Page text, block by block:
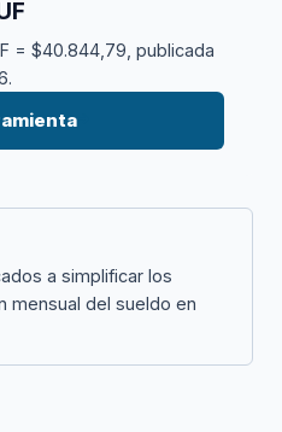
= $40.844,79, publicada
→
a simplificar los
mensual del sueldo en